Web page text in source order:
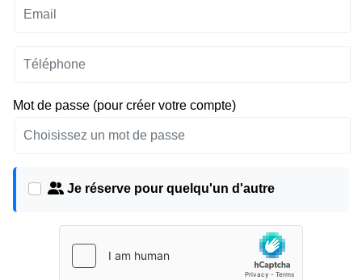
Mot de passe (pour créer votre compte)
Je réserve pour quelqu'un d'autre